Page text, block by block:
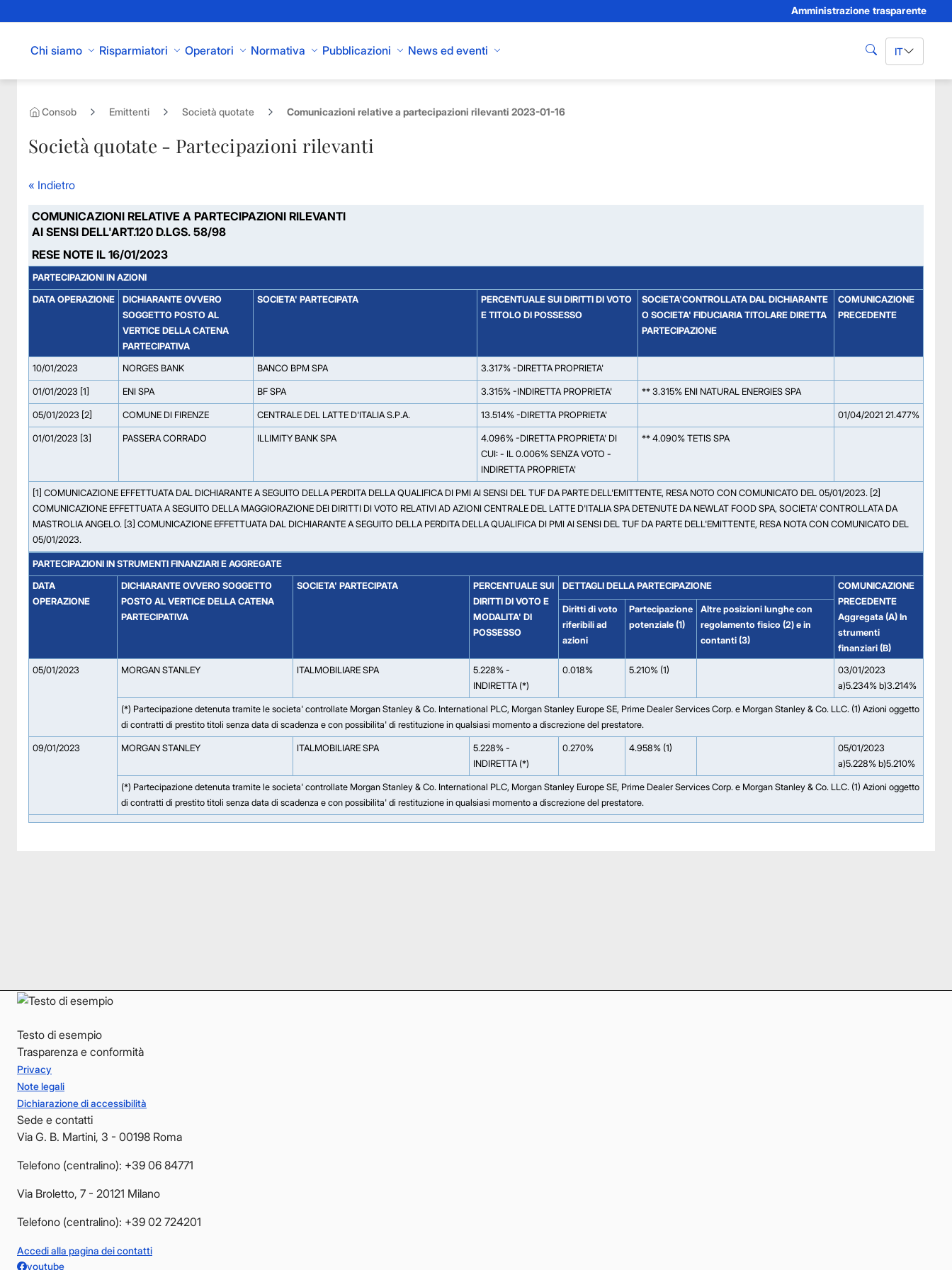
Amministrazione trasparente
Chi siamo Risparmiatori Operatori Normativa Pubblicazioni News ed eventi cerca IT
Consob Emittenti Società quotate Comunicazioni relative a partecipazioni rilevanti 2023-01-16
Società quotate - Partecipazioni rilevanti
« Indietro
COMUNICAZIONI RELATIVE A PARTECIPAZIONI RILEVANTI
AI SENSI DELL'ART.120 D.LGS. 58/98
RESE NOTE IL 16/01/2023
PARTECIPAZIONI IN AZIONI
DATA OPERAZIONE
DICHIARANTE OVVERO
SOGGETTO POSTO AL
VERTICE DELLA CATENA
PARTECIPATIVA
SOCIETA' PARTECIPATA
PERCENTUALE SUI DIRITTI DI VOTO
E TITOLO DI POSSESSO
SOCIETA'CONTROLLATA DAL DICHIARANTE
O SOCIETA' FIDUCIARIA TITOLARE DIRETTA
PARTECIPAZIONE
COMUNICAZIONE
PRECEDENTE
10/01/2023 NORGES BANK BANCO BPM SPA 3.317% -DIRETTA PROPRIETA'
01/01/2023 [1] ENI SPA BF SPA 3.315% -INDIRETTA PROPRIETA' ** 3.315% ENI NATURAL ENERGIES SPA
05/01/2023 [2] COMUNE DI FIRENZE CENTRALE DEL LATTE D'ITALIA S.P.A. 13.514% -DIRETTA PROPRIETA' 01/04/2021 21.477%
01/01/2023 [3] PASSERA CORRADO ILLIMITY BANK SPA
4.096% -DIRETTA PROPRIETA' DI
CUI: - IL 0.006% SENZA VOTO -
INDIRETTA PROPRIETA'
** 4.090% TETIS SPA
[1] COMUNICAZIONE EFFETTUATA DAL DICHIARANTE A SEGUITO DELLA PERDITA DELLA QUALIFICA DI PMI AI SENSI DEL TUF DA PARTE DELL'EMITTENTE, RESA NOTO CON COMUNICATO DEL 05/01/2023. [2]
COMUNICAZIONE EFFETTUATA A SEGUITO DELLA MAGGIORAZIONE DEI DIRITTI DI VOTO RELATIVI AD AZIONI CENTRALE DEL LATTE D'ITALIA SPA DETENUTE DA NEWLAT FOOD SPA, SOCIETA' CONTROLLATA DA
MASTROLIA ANGELO. [3] COMUNICAZIONE EFFETTUATA DAL DICHIARANTE A SEGUITO DELLA PERDITA DELLA QUALIFICA DI PMI AI SENSI DEL TUF DA PARTE DELL'EMITTENTE, RESA NOTA CON COMUNICATO DEL
05/01/2023.
PARTECIPAZIONI IN STRUMENTI FINANZIARI E AGGREGATE
DATA
OPERAZIONE
DICHIARANTE OVVERO SOGGETTO
POSTO AL VERTICE DELLA CATENA
PARTECIPATIVA
SOCIETA' PARTECIPATA
PERCENTUALE SUI
DIRITTI DI VOTO E
MODALITA' DI
POSSESSO
DETTAGLI DELLA PARTECIPAZIONE
COMUNICAZIONE
PRECEDENTE
Aggregata (A) In
strumenti
finanziari (B)
Diritti di voto
riferibili ad
azioni
Partecipazione
potenziale (1)
Altre posizioni lunghe con
regolamento fisico (2) e in
contanti (3)
05/01/2023 MORGAN STANLEY ITALMOBILIARE SPA
5.228% -
INDIRETTA (*)
0.018% 5.210% (1)
03/01/2023
a)5.234% b)3.214%
(*) Partecipazione detenuta tramite le societa' controllate Morgan Stanley & Co. International PLC, Morgan Stanley Europe SE, Prime Dealer Services Corp. e Morgan Stanley & Co. LLC. (1) Azioni oggetto
di contratti di prestito titoli senza data di scadenza e con possibilita' di restituzione in qualsiasi momento a discrezione del prestatore.
09/01/2023 MORGAN STANLEY ITALMOBILIARE SPA
5.228% -
INDIRETTA (*)
0.270% 4.958% (1)
05/01/2023
a)5.228% b)5.210%
(*) Partecipazione detenuta tramite le societa' controllate Morgan Stanley & Co. International PLC, Morgan Stanley Europe SE, Prime Dealer Services Corp. e Morgan Stanley & Co. LLC. (1) Azioni oggetto
di contratti di prestito titoli senza data di scadenza e con possibilita' di restituzione in qualsiasi momento a discrezione del prestatore.
Testo di esempio
Trasparenza e conformità
Privacy
Note legali
Dichiarazione di accessibilità
Sede e contatti
Via G. B. Martini, 3 - 00198 Roma
Telefono (centralino): +39 06 84771
Via Broletto, 7 - 20121 Milano
Telefono (centralino): +39 02 724201
Accedi alla pagina dei contatti
youtube